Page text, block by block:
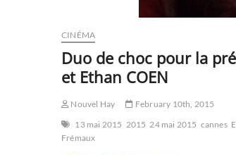
CINÉMA
Duo de choc pour la
et Ethan COEN
Nouvel Hay
February 10th, 2015
13 mai 2015 2015 24 mai 2015 cannes
Frémaux